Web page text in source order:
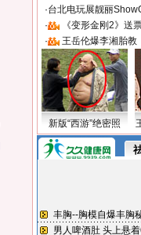
·台北电玩展靓丽
·
《变形金刚2》送
·
王岳伦爆李湘胎教
新版“西游”绝密照